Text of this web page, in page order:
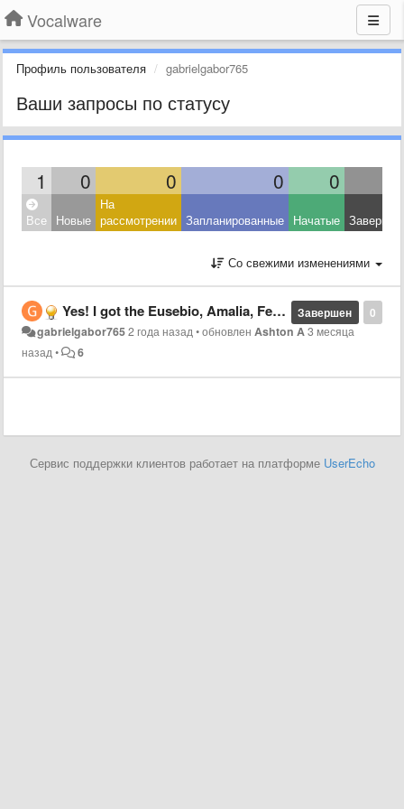
Vocalware
Профиль пользователя gabrielgabor765
Ваши запросы по статусу
1 0 0 0 0
Все Новые
На
рассмотрении Запланированные Начатые
Со свежими изменениями
0
Завершен
Yes! I got the Eusebio, Amalia, Felipe, Fernanda and Gabriela voices back! Yay! I typed \Voice=Portuguese \Voice=Eusebio/Amalia/Felipe/Fernanda/Gabriela
gabrielgabor7652 года назад•обновленAshton A3 месяца
назад• 6
Сервис поддержки клиентов работает на платформе UserEcho